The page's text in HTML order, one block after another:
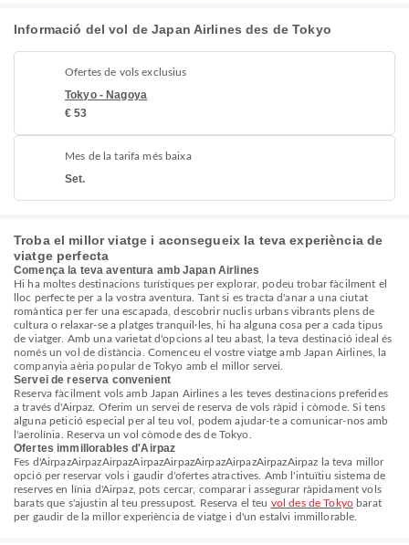
Informació del vol de Japan Airlines des de Tokyo
Ofertes de vols exclusius
Tokyo - Nagoya
€ 53
Mes de la tarifa més baixa
Set.
Troba el millor viatge i aconsegueix la teva experiència de
viatge perfecta
Comença la teva aventura amb Japan Airlines
Hi ha moltes destinacions turístiques per explorar, podeu trobar fàcilment el
lloc perfecte per a la vostra aventura. Tant si es tracta d'anar a una ciutat
romàntica per fer una escapada, descobrir nuclis urbans vibrants plens de
cultura o relaxar-se a platges tranquil·les, hi ha alguna cosa per a cada tipus
de viatger. Amb una varietat d'opcions al teu abast, la teva destinació ideal és
només un vol de distància. Comenceu el vostre viatge amb Japan Airlines, la
companyia aèria popular de Tokyo amb el millor servei.
Servei de reserva convenient
Reserva fàcilment vols amb Japan Airlines a les teves destinacions preferides
a través d'Airpaz. Oferim un servei de reserva de vols ràpid i còmode. Si tens
alguna petició especial per al teu vol, podem ajudar-te a comunicar-nos amb
l'aerolínia. Reserva un vol còmode des de Tokyo.
Ofertes immillorables d'Airpaz
Fes d'AirpazAirpazAirpazAirpazAirpazAirpazAirpazAirpazAirpaz la teva millor
opció per reservar vols i gaudir d'ofertes atractives. Amb l'intuïtiu sistema de
reserves en línia d'Airpaz, pots cercar, comparar i assegurar ràpidament vols
barats que s'ajustin al teu pressupost. Reserva el teu vol des de Tokyobarat
per gaudir de la millor experiència de viatge i d'un estalvi immillorable.